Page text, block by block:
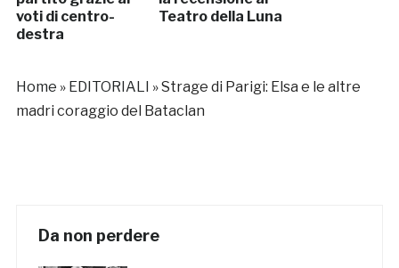
voti di centro-
destra
Teatro della Luna
Home » EDITORIALI »Strage di Parigi: Elsa e le altre
madri coraggio del Bataclan
Da non perdere